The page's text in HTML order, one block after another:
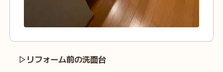
▷リフォーム前の洗面台